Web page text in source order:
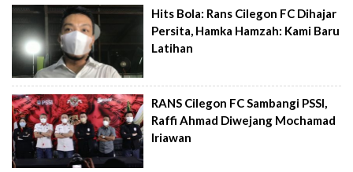
Hits Bola: Rans Cilegon FC Dihajar
Persita, Hamka Hamzah: Kami Baru
Latihan
RANS Cilegon FC Sambangi PSSI,
Raffi Ahmad Diwejang Mochamad
Iriawan